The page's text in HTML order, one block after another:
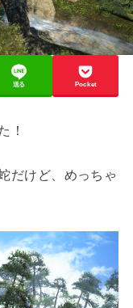
送る Pocket
！
だけど、めっちゃ